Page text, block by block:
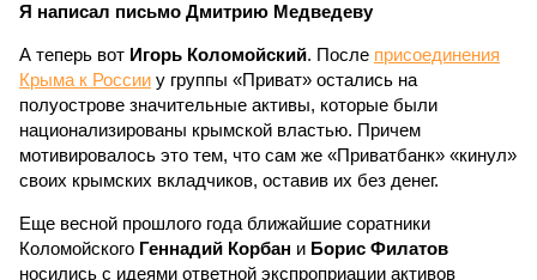
Я написал письмо Дмитрию Медведеву
А теперь вот Игорь Коломойский. После присоединения
Крыма к России у группы «Приват» остались на
полуострове значительные активы, которые были
национализированы крымской властью. Причем
мотивировалось это тем, что сам же «Приватбанк» «кинул»
своих крымских вкладчиков, оставив их без денег.
Еще весной прошлого года ближайшие соратники
Коломойского Геннадий Корбан и Борис Филатов
носились с идеями ответной экспроприации активов